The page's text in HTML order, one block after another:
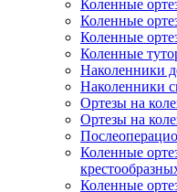
Коленные
Коленные
Коленные
Коленные
Наколенники
Наколенники
Ортезы на
Ортезы на
Коленные
Коленные